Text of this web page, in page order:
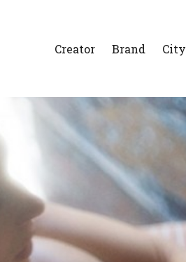
Creator Brand City